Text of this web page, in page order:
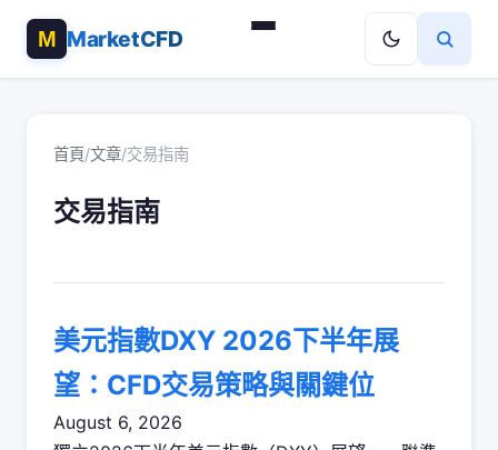
MarketCFD
首頁/文章/交易指南
交易指南
美元指數DXY 2026下半年展
望：CFD交易策略與關鍵位
August 6, 2026